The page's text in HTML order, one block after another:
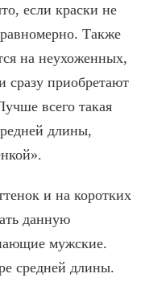
если краски не
Также
на неухоженных,
приобретают
всего такая
длины,
и на коротких
данную
мужские.
средней длины.